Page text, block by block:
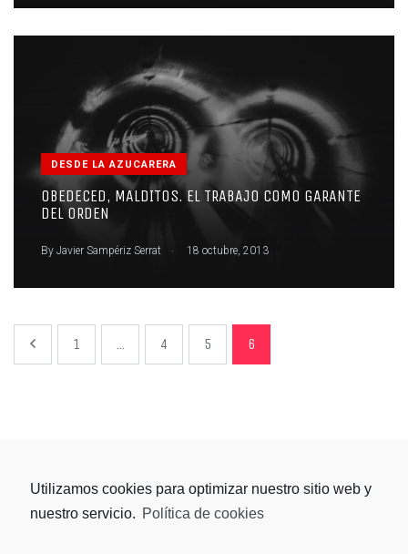
Utilizamos cookies para optimizar nuestro sitio web y
nuestro servicio. Política de cookies
DESDE LA AZUCARERA
OBEDECED, MALDITOS. EL TRABAJO COMO GARANTE
DEL ORDEN
By Javier Sampériz Serrat 18 octubre, 2013
1 ... 4 5 6